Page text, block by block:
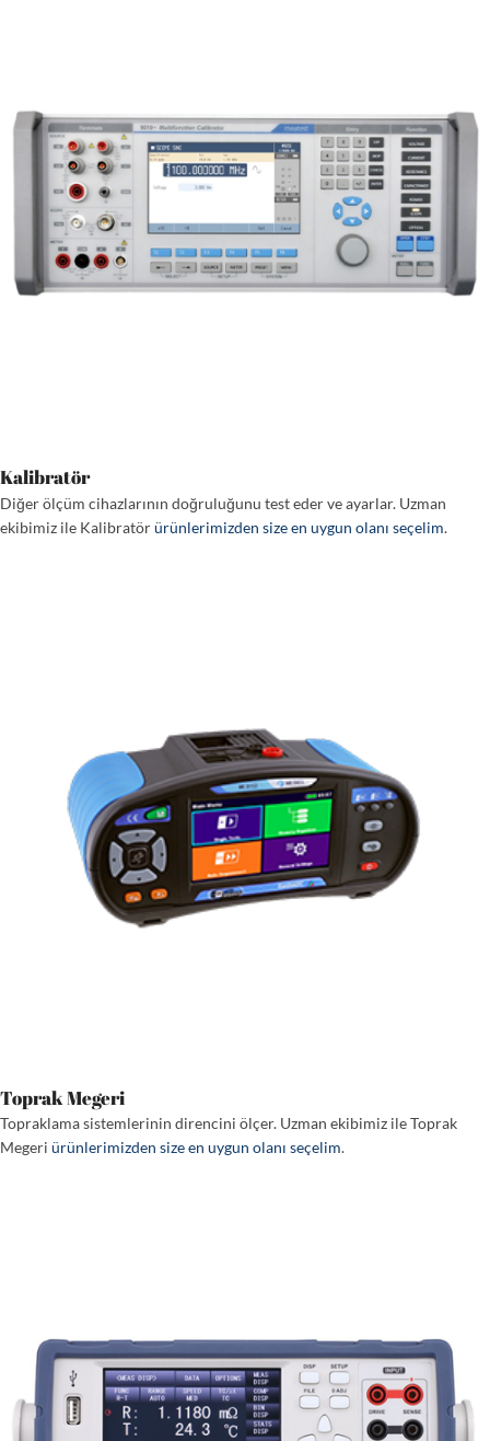
Kalibratör
Diğer ölçüm cihazlarının doğruluğunu test eder ve ayarlar. Uzman
ekibimiz ile Kalibratörürünlerimizden size en uygun olanı seçelim.
Toprak Megeri
Topraklama sistemlerinin direncini ölçer. Uzman ekibimiz ile Toprak
Megeri ürünlerimizden size en uygun olanı seçelim.